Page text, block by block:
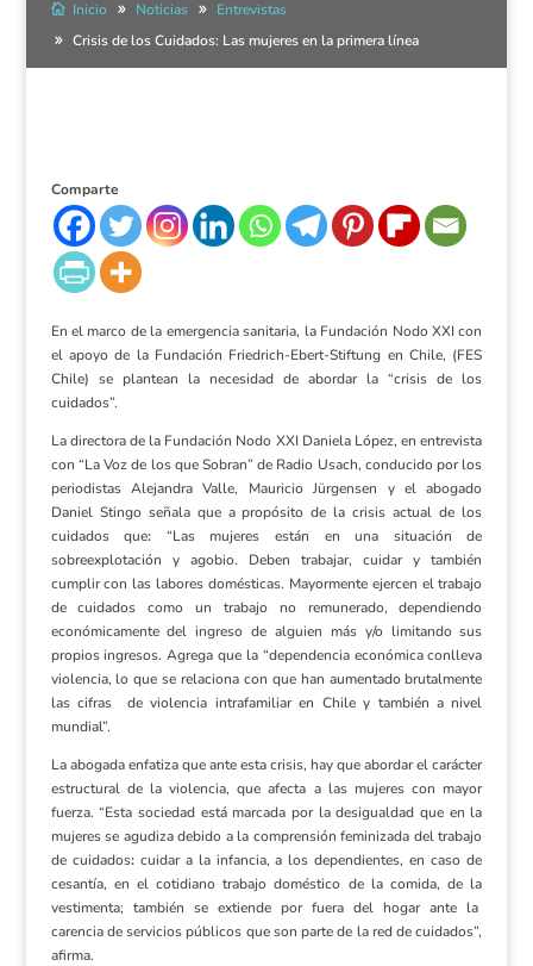
Inicio Noticias
Entrevistas
Crisis de los Cuidados: Las mujeres en la primera línea
Comparte
En el marco de la emergencia sanitaria, la Fundación Nodo XXI con
el apoyo de la Fundación Friedrich-Ebert-Stiftung en Chile, (FES
Chile) se plantean la necesidad de abordar la “crisis de los
cuidados”.
La directora de la Fundación Nodo XXI Daniela López, en entrevista
con “La Voz de los que Sobran” de Radio Usach, conducido por los
periodistas Alejandra Valle, Mauricio Jürgensen y el abogado
Daniel Stingo señala que a propósito de la crisis actual de los
cuidados que: “Las mujeres están en una situación de
sobreexplotación y agobio. Deben trabajar, cuidar y también
cumplir con las labores domésticas. Mayormente ejercen el trabajo
de cuidados como un trabajo no remunerado, dependiendo
económicamente del ingreso de alguien más y/o limitando sus
propios ingresos. Agrega que la “dependencia económica conlleva
violencia, lo que se relaciona con que han aumentado brutalmente
las cifras de violencia intrafamiliar en Chile y también a nivel
mundial”.
La abogada enfatiza que ante esta crisis, hay que abordar el carácter
estructural de la violencia, que afecta a las mujeres con mayor
fuerza. “Esta sociedad está marcada por la desigualdad que en la
mujeres se agudiza debido a la comprensión feminizada del trabajo
de cuidados:cuidar a la infancia, a los dependientes, en caso de
cesantía, en el cotidiano trabajo doméstico de la comida, de la
vestimenta; también se extiende por fuera del hogar ante la
carencia de servicios públicos que son parte de la red de cuidados”,
afirma.